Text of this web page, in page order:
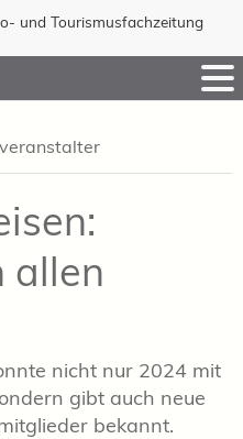
und Tourismusfachzeitung
veranstalter
allen
nicht nur 2024 mit
gibt auch neue
bekannt.